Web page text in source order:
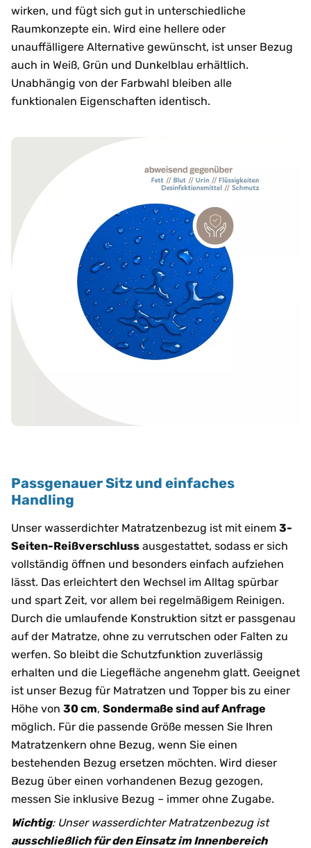
wirken, und fügt sich gut in unterschiedliche
Raumkonzepte ein. Wird eine hellere oder
unauffälligere Alternative gewünscht, ist unser Bezug
auch in Weiß, Grün und Dunkelblau erhältlich.
Unabhängig von der Farbwahl bleiben alle
funktionalen Eigenschaften identisch.
Passgenauer Sitz und einfaches
Handling
Unser wasserdichter Matratzenbezug ist mit einem 3-
Seiten-Reißverschluss ausgestattet, sodass er sich
vollständig öffnen und besonders einfach aufziehen
lässt. Das erleichtert den Wechsel im Alltag spürbar
und spart Zeit, vor allem bei regelmäßigem Reinigen.
Durch die umlaufende Konstruktion sitzt er passgenau
auf der Matratze, ohne zu verrutschen oder Falten zu
werfen. So bleibt die Schutzfunktion zuverlässig
erhalten und die Liegefläche angenehm glatt. Geeignet
ist unser Bezug für Matratzen und Topper bis zu einer
Höhe von 30 cm, Sondermaße sind auf Anfrage
möglich. Für die passende Größe messen Sie Ihren
Matratzenkern ohne Bezug, wenn Sie einen
bestehenden Bezug ersetzen möchten. Wird dieser
Bezug über einen vorhandenen Bezug gezogen,
messen Sie inklusive Bezug – immer ohne Zugabe.
Wichtig: Unser wasserdichter Matratzenbezug ist
ausschließlich für den Einsatz im Innenbereich